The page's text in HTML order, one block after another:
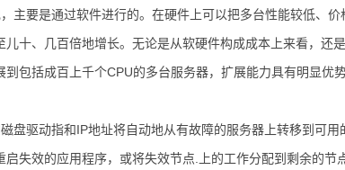
主要是通过软件进行的。在硬件上可以把多台性能较低、价
十、几百倍地增长。无论是从软硬件构成成本上来看，还
包括成百上千个CPU的多台服务器，扩展能力具有明显优
盘驱动指和IP地址将自动地从有故障的服务器上转移到可用
失效的应用程序，或将失效节点.上的工作分配到剩余的节